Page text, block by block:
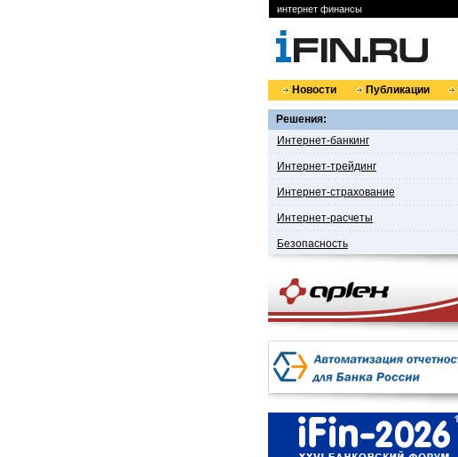
интернет финансы
Новости Публикации
Решения:
Интернет-банкинг
Интернет-трейдинг
Интернет-страхование
Интернет-расчеты
Безопасность